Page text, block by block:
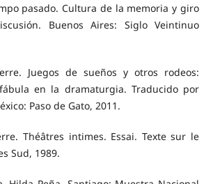
pasado. Cultura de la memoria y giro
Buenos Aires: Siglo Veintinuo
Juegos de sueños y otros rodeos:
en la dramaturgia. Traducido por
Paso de Gato, 2011.
Théâtres intimes. Essai. Texte sur le
Sud, 1989.